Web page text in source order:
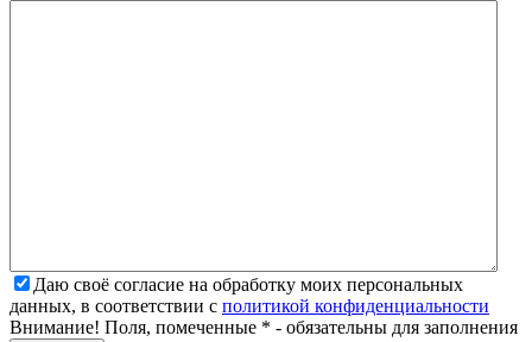
Даю своё согласие на обработку моих персональных
данных, в соответствии с политикой конфиденциальности
Внимание! Поля, помеченные * - обязательны для заполнения